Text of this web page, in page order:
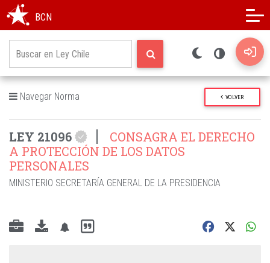
BCN
Navegar Norma VOLVER
LEY 21096
CONSAGRA EL DERECHO
A PROTECCIÓN DE LOS DATOS
PERSONALES
MINISTERIO SECRETARÍA GENERAL DE LA PRESIDENCIA